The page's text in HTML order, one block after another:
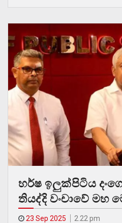
හර්ෂ ඉලුක්පිටිය
තියද්දි වංචාවේ මහ
23 Sep 2025 2.22 pm